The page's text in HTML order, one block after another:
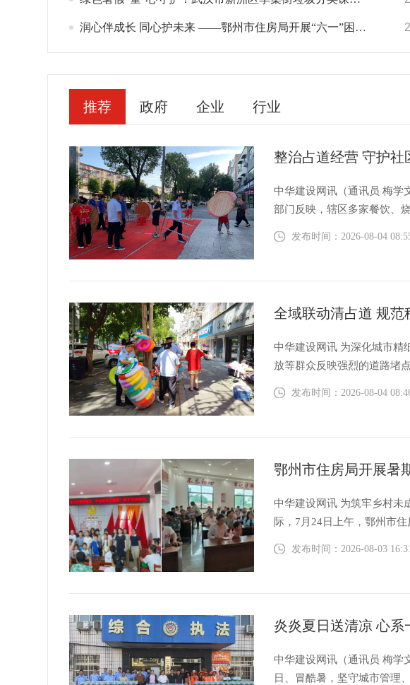
润心伴成长 同心护未来 ——鄂州市住房局开展“六一”困境儿童慰问活动
推荐 政府 企业 行业
中华建设网讯（通讯员 梅学
部门反映，辖区多家餐饮、
发布时间：2026-08-04
中华建设网讯 为深化城市精
放等群众反映强烈的道路堵
发布时间：2026-08-04
中华建设网讯 为筑牢乡村未
际，7月24日上午，鄂州市
发布时间：2026-08-03
中华建设网讯（通讯员 梅学
日、冒酷暑，坚守城市管理